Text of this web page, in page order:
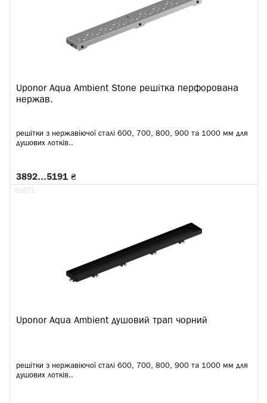
Uponor Aqua Ambient Stone решітка перфорована
нержав.
решітки з нержавіючої сталі 600, 700, 800, 900 та 1000 мм для
душових лотків..
3892…5191 ₴
Uponor Aqua Ambient душовий трап чорний
решітки з нержавіючої сталі 600, 700, 800, 900 та 1000 мм для
душових лотків..
81871